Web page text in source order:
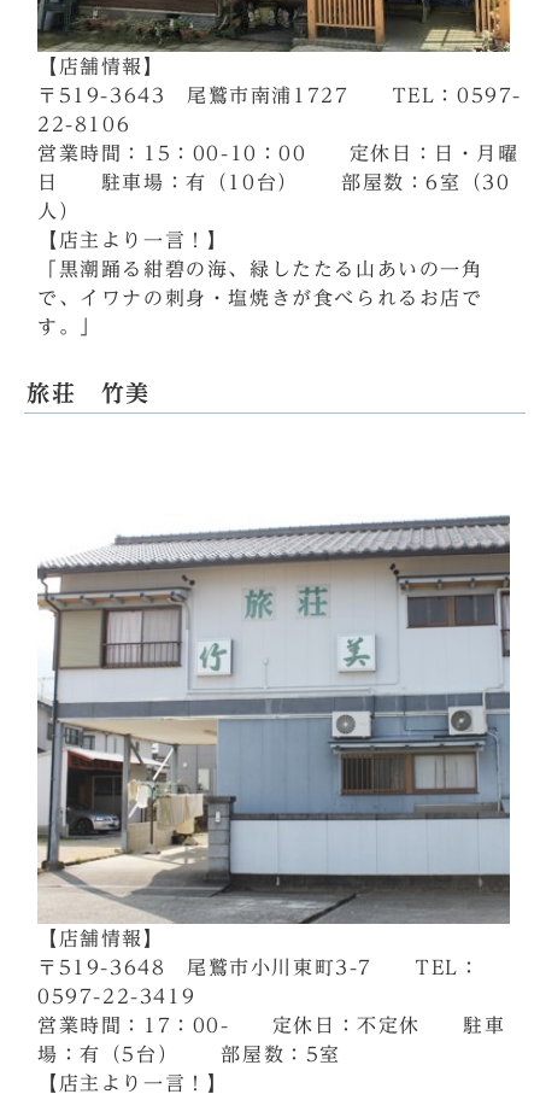
【店舗情報】
〒519-3643 尾鷲市南浦1727 TEL：0597-
22-8106
営業時間：15：00-10：00 定休日：日・月曜
日 駐車場：有（10台） 部屋数：6室（30
人）
【店主より一言！】
「黒潮踊る紺碧の海、緑したたる山あいの一角
で、イワナの刺身・塩焼きが食べられるお店で
す。」
旅荘 竹美
【店舗情報】
〒519-3648 尾鷲市小川東町3-7 TEL：
0597-22-3419
営業時間：17：00- 定休日：不定休 駐車
場：有（5台） 部屋数：5室
【店主より一言！】